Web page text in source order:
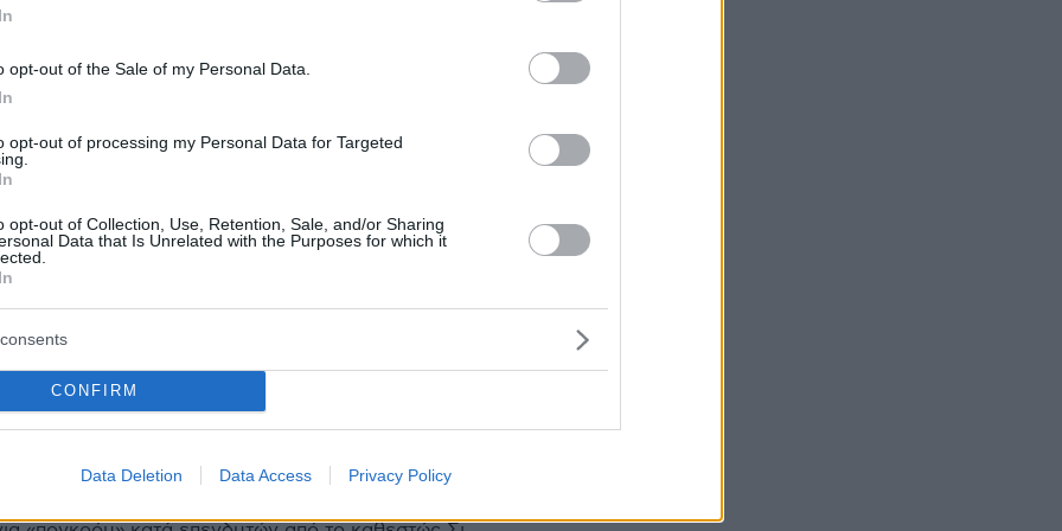
opt-out of the Sale of my Personal Data.
opt-out of processing my Personal Data for Targeted
opt-out of Collection, Use, Retention, Sale, and/or Sharing
Data that Is Unrelated with the Purposes for which it
CONFIRM
Data Deletion Data Access Privacy Policy
για το μέλλον τους, αναζητούν πιο
οι ελληνικές τράπεζες λένε οι
αλλά κρούουν
για τα κόκκινα δάνεια
σημαντικά μειωμένα τα κόκκινα δάνεια -κάτω του 10%-
κι άλλο, κρίνει ο επικεφαλής της ομάδας της
- «Εμπόδιο» η αύξηση των επιτοκίων
με την εξαφάνιση ενός από
επενδυτές στην Κίνα
2